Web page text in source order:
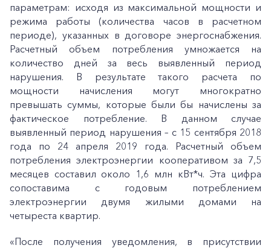
параметрам: исходя из максимальной мощности и
режима работы (количества часов в расчетном
периоде), указанных в договоре энергоснабжения.
Расчетный объем потребления умножается на
количество дней за весь выявленный период
нарушения. В результате такого расчета по
мощности начисления могут многократно
превышать суммы, которые были бы начислены за
фактическое потребление. В данном случае
выявленный период нарушения – с 15 сентября 2018
года по 24 апреля 2019 года. Расчетный объем
потребления электроэнергии кооперативом за 7,5
месяцев составил около 1,6 млн кВт*ч. Эта цифра
сопоставима с годовым потреблением
электроэнергии двумя жилыми домами на
четыреста квартир.
«После получения уведомления, в присутствии